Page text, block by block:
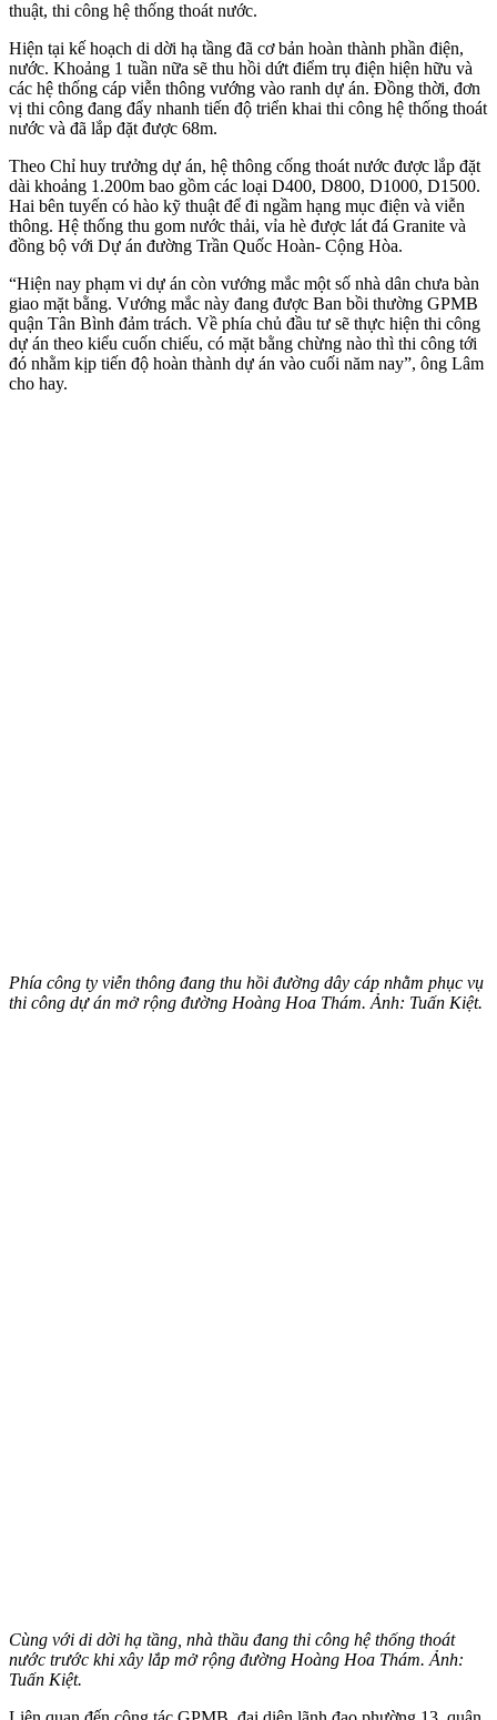
thuật, thi công hệ thống thoát nước.
Hiện tại kế hoạch di dời hạ tầng đã cơ bản hoàn thành phần điện,
nước. Khoảng 1 tuần nữa sẽ thu hồi dứt điểm trụ điện hiện hữu và
các hệ thống cáp viễn thông vướng vào ranh dự án. Đồng thời, đơn
vị thi công đang đẩy nhanh tiến độ triển khai thi công hệ thống thoát
nước và đã lắp đặt được 68m.
Theo Chỉ huy trưởng dự án, hệ thông cống thoát nước được lắp đặt
dài khoảng 1.200m bao gồm các loại D400, D800, D1000, D1500.
Hai bên tuyến có hào kỹ thuật để đi ngầm hạng mục điện và viễn
thông. Hệ thống thu gom nước thải, vỉa hè được lát đá Granite và
đồng bộ với Dự án đường Trần Quốc Hoàn- Cộng Hòa.
“Hiện nay phạm vi dự án còn vướng mắc một số nhà dân chưa bàn
giao mặt bằng. Vướng mắc này đang được Ban bồi thường GPMB
quận Tân Bình đảm trách. Về phía chủ đầu tư sẽ thực hiện thi công
dự án theo kiểu cuốn chiếu, có mặt bằng chừng nào thì thi công tới
đó nhằm kịp tiến độ hoàn thành dự án vào cuối năm nay”, ông Lâm
cho hay.
Phía công ty viễn thông đang thu hồi đường dây cáp nhằm phục vụ
thi công dự án mở rộng đường Hoàng Hoa Thám. Ảnh: Tuấn Kiệt.
Cùng với di dời hạ tầng, nhà thầu đang thi công hệ thống thoát
nước trước khi xây lắp mở rộng đường Hoàng Hoa Thám. Ảnh:
Tuấn Kiệt.